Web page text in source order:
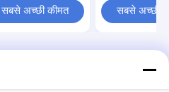
सबसे अच्छी कीमत सबसे अच्छी